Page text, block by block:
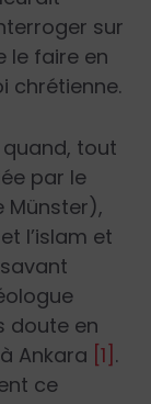
sur
le faire en
chrétienne.
quand, tout
par le
Münster),
l’islam et
doute en
Ankara [1] .
ce